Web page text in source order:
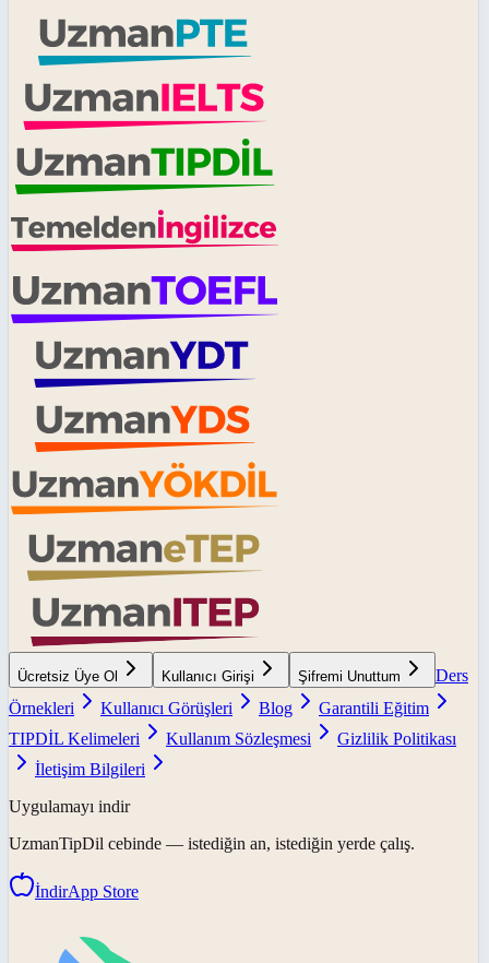
Ücretsiz Üye Ol Kullanıcı Girişi Şifremi Unuttum
Ders
Örnekleri
Kullanıcı Görüşleri Blog
Garantili Eğitim
TIPDİL Kelimeleri
Kullanım Sözleşmesi
Gizlilik Politikası
İletişim Bilgileri
Uygulamayı indir
UzmanTipDil cebinde — istediğin an, istediğin yerde çalış.
İndirApp Store